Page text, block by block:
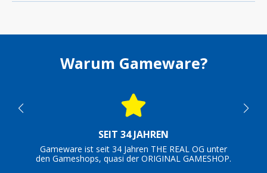
Warum Gameware?
SEIT 34 JAHREN
Gameware ist seit 34 Jahren THE REAL OG unter
den Gameshops, quasi der ORIGINAL GAMESHOP.